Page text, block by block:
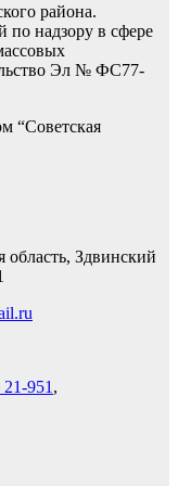
района.
по надзору в сфере
Эл № ФС77-
“Советская
область, Здвинский
951 ,